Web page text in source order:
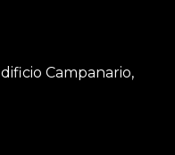
Campanario,